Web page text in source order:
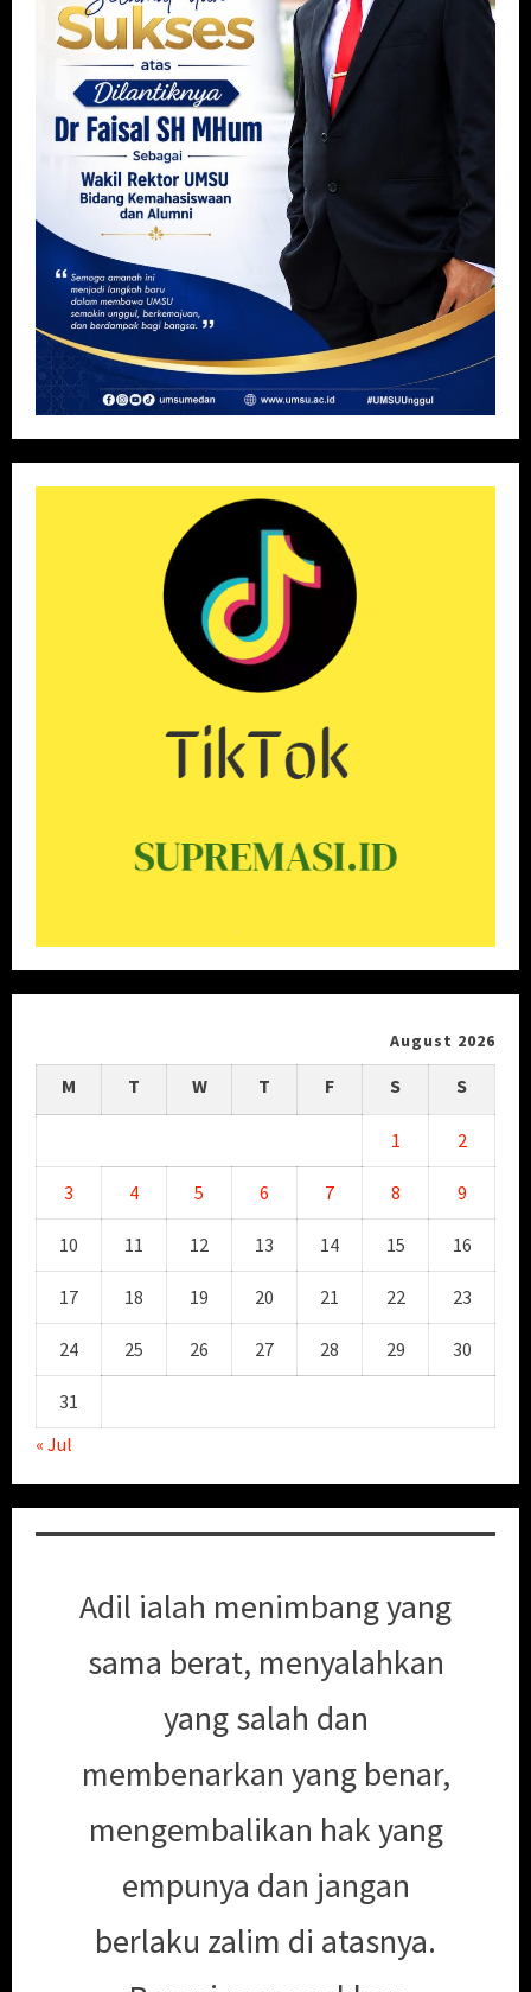
August 2026
M T W T F S S
1 2
3 4 5 6 7 8 9
10 11 12 13 14 15 16
17 18 19 20 21 22 23
24 25 26 27 28 29 30
31
« Jul
Adil ialah menimbang yang
sama berat, menyalahkan
yang salah dan
membenarkan yang benar,
mengembalikan hak yang
empunya dan jangan
berlaku zalim di atasnya.